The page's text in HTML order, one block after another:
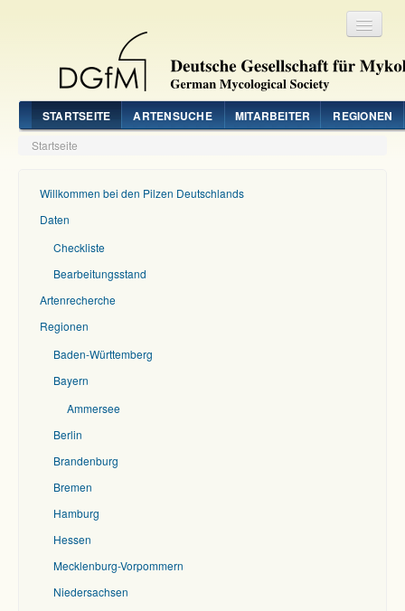
STARTSEITE ARTENSUCHE MITARBEITER REGIONEN
Startseite
Willkommen bei den Pilzen Deutschlands
Daten
Checkliste
Bearbeitungsstand
Artenrecherche
Regionen
Baden-Württemberg
Bayern
Ammersee
Berlin
Brandenburg
Bremen
Hamburg
Hessen
Mecklenburg-Vorpommern
Niedersachsen